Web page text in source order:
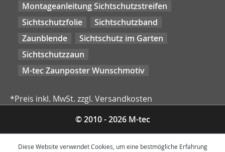
Montageanleitung Sichtschutzstreifen
Sichtschutzfolie
Sichtschutzband
Zaunblende
Sichtschutz im Garten
Sichtschutzzaun
M-tec Zaunposter Wunschmotiv
*Preis inkl. MwSt. zzgl. Versandkosten
© 2010 - 2026 M-tec
Diese Website verwendet Cookies, um eine bestmögliche Erfahrung